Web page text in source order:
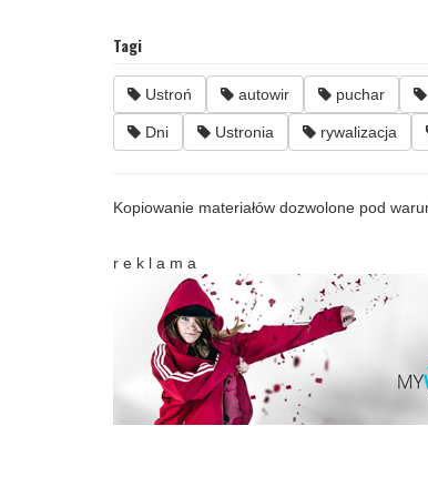
Tagi
Ustroń autowir puchar
Dni Ustronia rywalizacja
Kopiowanie materiałów dozwolone pod
r e k l a m a